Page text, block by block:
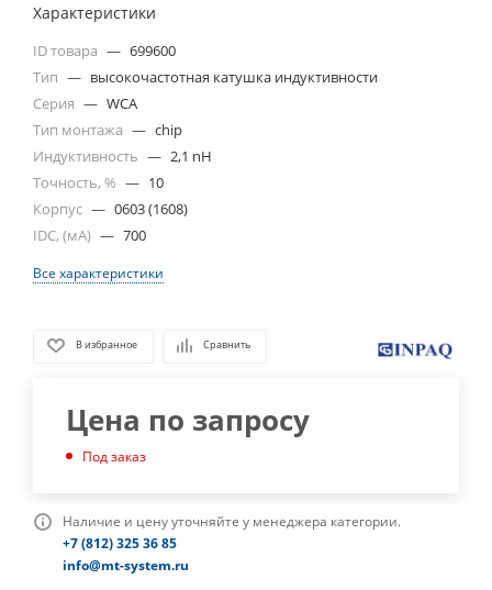
Характеристики
ID товара — 699600
Тип — высокочастотная катушка индуктивности
Серия — WCA
Тип монтажа — chip
Индуктивность — 2,1 nH
Точность, % — 10
Корпус — 0603 (1608)
IDC, (мА) — 700
Все характеристики
В избранное Сравнить
Цена по запросу
Под заказ
Наличие и цену уточняйте у менеджера категории.
+7 (812) 325 36 85
info@mt-system.ru